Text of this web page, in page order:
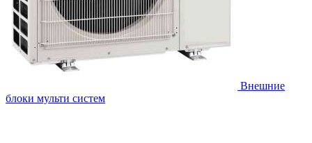
Внешние
блоки мульти систем